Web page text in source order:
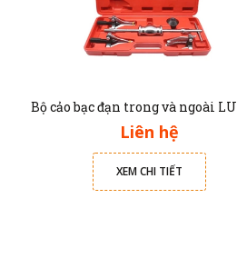
Liên hệ
XEM CHI TIẾT